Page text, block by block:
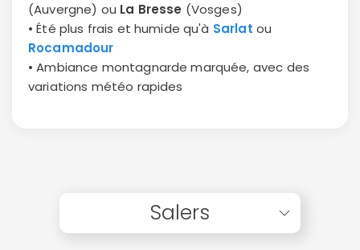
(Auvergne) ou La Bresse (Vosges)
• Été plus frais et humide qu'à Sarlat ou
Rocamadour
• Ambiance montagnarde marquée, avec des
variations météo rapides
Salers